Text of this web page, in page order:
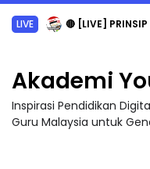
LIVE 🔴 [LIVE] PRINSIP PERAKAUNAN, PECUT
Akademi
Inspirasi Pendidikan
Guru Malaysia untuk